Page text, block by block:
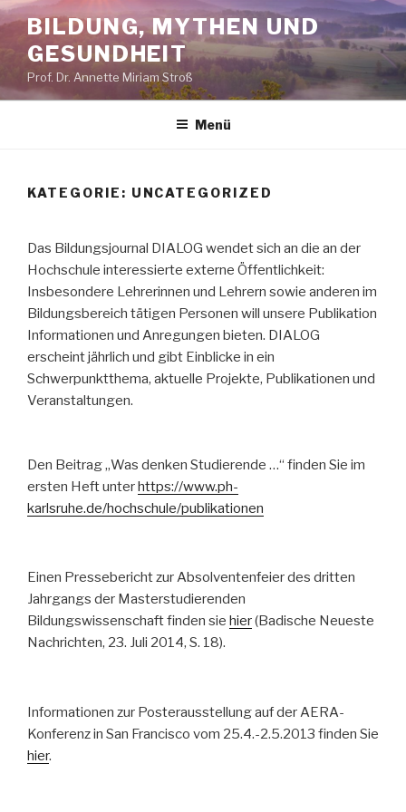
Zum
Inhalt
springen
BILDUNG, MYTHEN UND
GESUNDHEIT
Prof. Dr. Annette Miriam Stroß
Menü
KATEGORIE: UNCATEGORIZED
Das Bildungsjournal DIALOG wendet sich an die an der
Hochschule interessierte externe Öffentlichkeit:
Insbesondere Lehrerinnen und Lehrern sowie anderen im
Bildungsbereich tätigen Personen will unsere Publikation
Informationen und Anregungen bieten. DIALOG
erscheint jährlich und gibt Einblicke in ein
Schwerpunktthema, aktuelle Projekte, Publikationen und
Veranstaltungen.
Den Beitrag „Was denken Studierende …“ finden Sie im
ersten Heft unterhttps://www.ph-
karlsruhe.de/hochschule/publikationen
Einen Pressebericht zur Absolventenfeier des dritten
Jahrgangs der Masterstudierenden
Bildungswissenschaft finden sie hier(Badische Neueste
Nachrichten, 23. Juli 2014, S. 18).
Informationen zur Posterausstellung auf der AERA-
Konferenz in San Francisco vom 25.4.-2.5.2013 finden Sie
hier.